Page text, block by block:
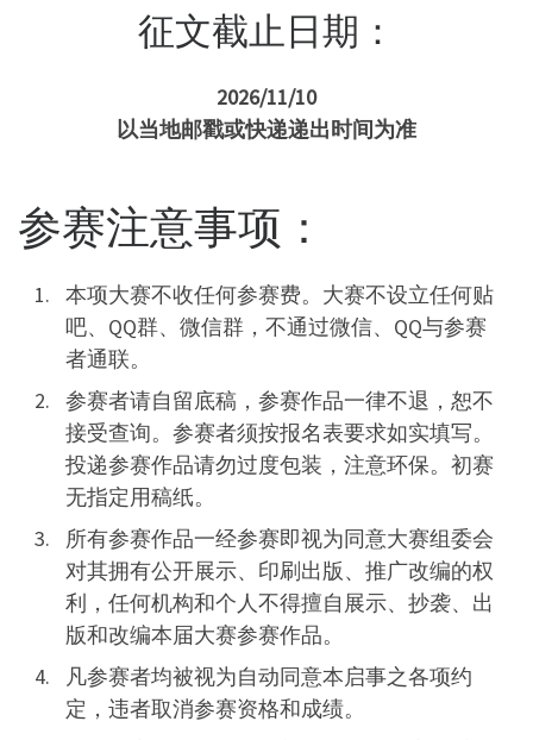
征文截止日期：
2026/11/10
以当地邮戳或快递递出时间为准
参赛注意事项：
本项大赛不收任何参赛费。大赛不设立任何贴
吧、QQ群、微信群，不通过微信、QQ与参赛
者通联。
参赛者请自留底稿，参赛作品一律不退，恕不
接受查询。参赛者须按报名表要求如实填写。
投递参赛作品请勿过度包装，注意环保。初赛
无指定用稿纸。
所有参赛作品一经参赛即视为同意大赛组委会
对其拥有公开展示、印刷出版、推广改编的权
利，任何机构和个人不得擅自展示、抄袭、出
版和改编本届大赛参赛作品。
凡参赛者均被视为自动同意本启事之各项约
定，违者取消参赛资格和成绩。